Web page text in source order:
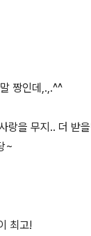
짱인데,.,.^^
랑을 무지.. 더 받
~
최고!